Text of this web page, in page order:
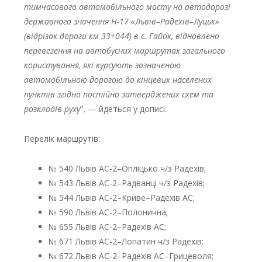
тимчасового автомобільного мосту на автодорозі
державного значення Н-17 «Львів–Радехів–Луцьк»
(відрізок дороги км 33+044) в с. Гайок, відновлено
перевезення на автобусних маршрутах загального
користування, які курсують зазначеною
автомобільною дорогою до кінцевих населених
пунктів згідно постійно затверджених схем та
розкладів руху”, — йдеться у дописі.
Перелік маршрутів:
№ 540 Львів АС-2–Опліцько ч/з Радехів;
№ 543 Львів АС-2–Радванці ч/з Радехів;
№ 544 Львів АС-2–Криве–Радехів АС;
№ 590 Львів АС-2–Полонична;
№ 655 Львів АС-2–Радехів АС;
№ 671 Львів АС-2–Лопатин ч/з Радехів;
№ 672 Львів АС-2–Радехів АС–Грицеволя;